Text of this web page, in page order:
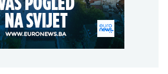
najveći rizik od jeseni
ZANIMLJIVOSTI
Rihanna radi na novom